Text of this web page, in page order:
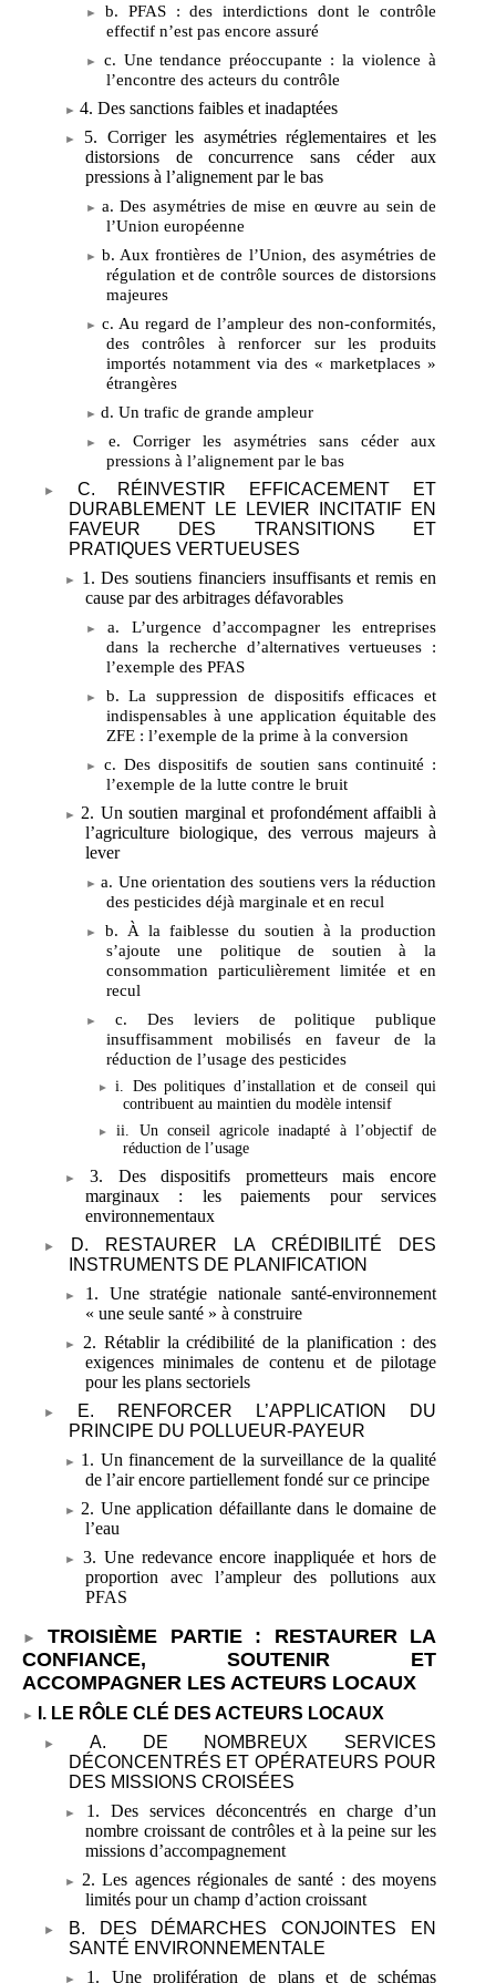
b. PFAS : des interdictions dont le contrôle
effectif n’est pas encore assuré
c. Une tendance préoccupante : la violence à
l’encontre des acteurs du contrôle
4. Des sanctions faibles et inadaptées
5. Corriger les asymétries réglementaires et les
distorsions de concurrence sans céder aux
pressions à l’alignement par le bas
a. Des asymétries de mise en œuvre au sein de
l’Union européenne
b. Aux frontières de l’Union, des asymétries de
régulation et de contrôle sources de distorsions
majeures
c. Au regard de l’ampleur des non-conformités,
des contrôles à renforcer sur les produits
importés notamment via des « marketplaces »
étrangères
d. Un trafic de grande ampleur
e. Corriger les asymétries sans céder aux
pressions à l’alignement par le bas
C. RÉINVESTIR EFFICACEMENT ET
DURABLEMENT LE LEVIER INCITATIF EN
FAVEUR DES TRANSITIONS ET
PRATIQUES VERTUEUSES
1. Des soutiens financiers insuffisants et remis en
cause par des arbitrages défavorables
a. L’urgence d’accompagner les entreprises
dans la recherche d’alternatives vertueuses :
l’exemple des PFAS
b. La suppression de dispositifs efficaces et
indispensables à une application équitable des
ZFE : l’exemple de la prime à la conversion
c. Des dispositifs de soutien sans continuité :
l’exemple de la lutte contre le bruit
2. Un soutien marginal et profondément affaibli à
l’agriculture biologique, des verrous majeurs à
lever
a. Une orientation des soutiens vers la réduction
des pesticides déjà marginale et en recul
b. À la faiblesse du soutien à la production
s’ajoute une politique de soutien à la
consommation particulièrement limitée et en
recul
c. Des leviers de politique publique
insuffisamment mobilisés en faveur de la
réduction de l’usage des pesticides
i. Des politiques d’installation et de conseil qui
contribuent au maintien du modèle intensif
ii. Un conseil agricole inadapté à l’objectif de
réduction de l’usage
3. Des dispositifs prometteurs mais encore
marginaux
: les paiements pour services
environnementaux
D. RESTAURER LA CRÉDIBILITÉ DES
INSTRUMENTS DE PLANIFICATION
1. Une stratégie nationale santé-environnement
« une seule santé » à construire
2. Rétablir la crédibilité de la planification : des
exigences minimales de contenu et de pilotage
pour les plans sectoriels
E. RENFORCER L’APPLICATION DU
PRINCIPE DU POLLUEUR-PAYEUR
1. Un financement de la surveillance de la qualité
de l’air encore partiellement fondé sur ce principe
2. Une application défaillante dans le domaine de
l’eau
3. Une redevance encore inappliquée et hors de
proportion avec l’ampleur des pollutions aux
PFAS
TROISIÈME PARTIE
: RESTAURER LA
CONFIANCE, SOUTENIR ET
ACCOMPAGNER LES ACTEURS LOCAUX
I. LE RÔLE CLÉ DES ACTEURS LOCAUX
A. DE NOMBREUX SERVICES
DÉCONCENTRÉS ET OPÉRATEURS POUR
DES MISSIONS CROISÉES
1. Des services déconcentrés en charge d’un
nombre croissant de contrôles et à la peine sur les
missions d’accompagnement
2. Les agences régionales de santé : des moyens
limités pour un champ d’action croissant
B. DES DÉMARCHES CONJOINTES EN
SANTÉ ENVIRONNEMENTALE
1. Une prolifération de plans et de schémas